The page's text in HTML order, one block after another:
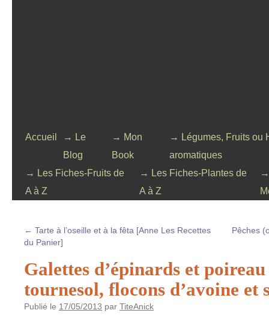
Accueil
→ Le
Blog
→ Mon
Book
→ Légumes, Fruits ou
aromatiques
→ Les Fiches-Fruits de
A à Z
→ Les Fiches-Plantes de
A à Z
→
← Tarte à l’oseille et à la fêta [Anne Les Recettes
du Panier]
Pêches
Galettes d’épinards et
tournesol, flocons d’avoine et
Publié le 17/05/2013 par TiteAnick